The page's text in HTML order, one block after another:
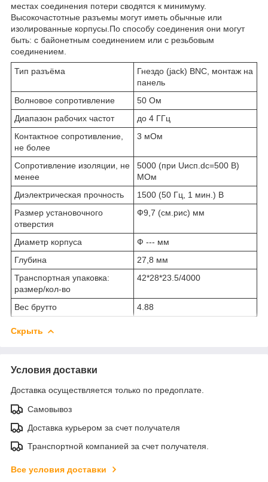
местах соединения потери сводятся к минимуму.
Высокочастотные разъемы могут иметь обычные или
изолированные корпусы.По способу соединения они могут
быть: с байонетным соединением или с резьбовым
соединением.
Тип разъёма
Гнездо (jack) BNC, монтаж на
панель
Волновое сопротивление
50 Ом
Диапазон рабочих частот
до 4 ГГц
Контактное сопротивление,
не более
3 мОм
Сопротивление изоляции, не
менее
5000 (при Uисп.dc=500 В)
МОм
Диэлектрическая прочность
1500 (50 Гц, 1 мин.) В
Размер установочного
отверстия
Ф9,7 (см.рис) мм
Диаметр корпуса
Ф --- мм
Глубина
27,8 мм
Транспортная упаковка:
размер/кол-во
42*28*23.5/4000
Вес брутто 4.88
Скрыть
Условия доставки
Доставка осуществляется только по предоплате.
Самовывоз
Доставка курьером за счет получателя
Транспортной компанией за счет получателя.
Все условия доставки